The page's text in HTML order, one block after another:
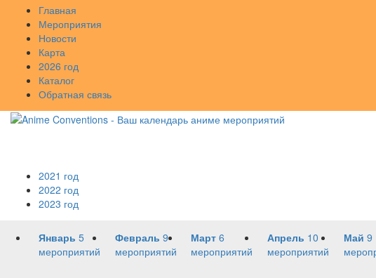
Главная
Мероприятия
Новости
Карта
2026 год
Каталог
Обратная связь
2021 год
2022 год
2023 год
Январь 5
мероприятий
Февраль 9
мероприятий
Март 6
мероприятий
Апрель 10
мероприятий
Май 9